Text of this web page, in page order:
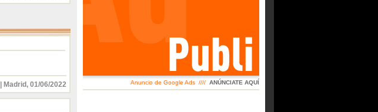
Madrid , 01/06/2022 Anuncio de Google Ads //// ANÚNCIATE AQUÍ